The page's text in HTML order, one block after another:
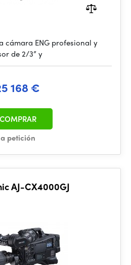
cámara ENG profesional y
de 2/3” y
168 €
a petición
COMPRAR
AJ-CX4000GJ